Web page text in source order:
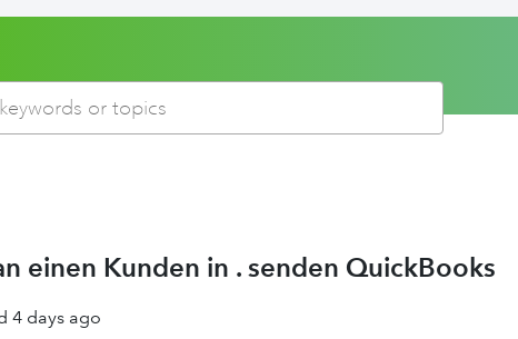
einen Kunden in . senden QuickBooks
4 days ago